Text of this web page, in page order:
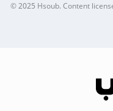
© 2025Hsoub.Content